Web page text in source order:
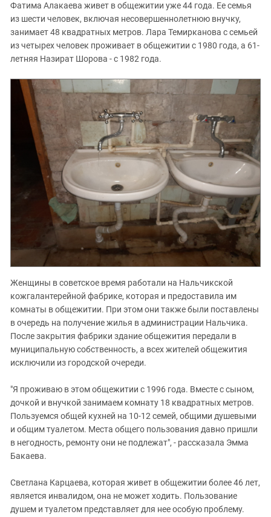
Фатима Алакаева живет в общежитии уже 44 года. Ее семья
из шести человек, включая несовершеннолетнюю внучку,
занимает 48 квадратных метров. Лара Темирканова с семьей
из четырех человек проживает в общежитии с 1980 года, а 61-
летняя Назират Шорова - с 1982 года.
Женщины в советское время работали на Нальчикской
кожгалантерейной фабрике, которая и предоставила им
комнаты в общежитии. При этом они также были поставлены
в очередь на получение жилья в администрации Нальчика.
После закрытия фабрики здание общежития передали в
муниципальную собственность, а всех жителей общежития
исключили из городской очереди.
"Я проживаю в этом общежитии с 1996 года. Вместе с сыном,
дочкой и внучкой занимаем комнату 18 квадратных метров.
Пользуемся общей кухней на 10-12 семей, общими душевыми
и общим туалетом. Места общего пользования давно пришли
в негодность, ремонту они не подлежат", - рассказала Эмма
Бакаева.
Светлана Карцаева, которая живет в общежитии более 46 лет,
является инвалидом, она не может ходить. Пользование
душем и туалетом представляет для нее особую проблему.